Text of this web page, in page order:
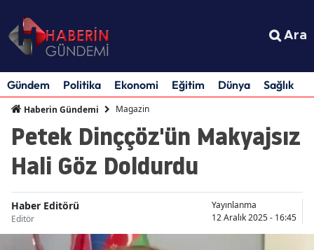
Ara
Gündem Politika Ekonomi Eğitim Dünya Sağlık
Haberin Gündemi Magazin
Petek Dinççöz'ün Makyajsız
Hali Göz Doldurdu
Haber Editörü
Editör
Yayınlanma
12 Aralık 2025 - 16:45